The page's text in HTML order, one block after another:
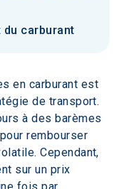
du carburant
en carburant est
de transport.
à des barèmes
rembourser
Cependant,
sur un prix